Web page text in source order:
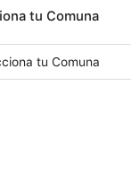
tu Comuna
4